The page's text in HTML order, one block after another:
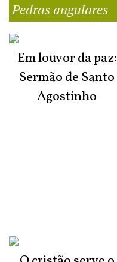
Pedras angulares
Em louvor da paz:
Sermão de Santo
Agostinho